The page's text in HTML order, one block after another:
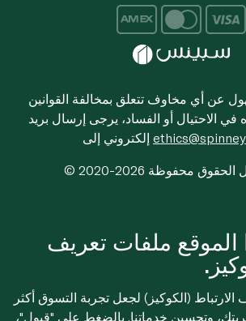
عن أي مخاوف تتعلق بمخالفة القوانين
في الاحتيال أو الفساد، يرجى إرسال بريد
كل الحقوق محفوظة
ملفات تعريف
(الكوكيز) لجعل تجربة التسوق أكثر
وتحسين خدماتنا. بالضغط على "قبول"،